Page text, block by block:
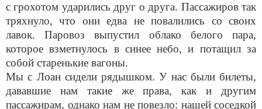
с грохотом ударились друг о друга. Пассажиров так
тряхнуло, что они едва не повалились со своих
лавок. Паровоз выпустил облако белого пара,
которое взметнулось в синее небо, и потащил за
собой старенькие вагоны.
Мы с Лоан сидели рядышком. У нас были билеты,
дававшие нам такие же права, как и другим
пассажирам, однако нам не повезло: нашей соседкой